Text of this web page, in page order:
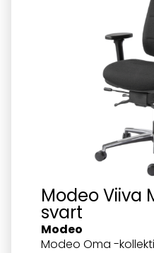
Modeo Viiva
svart
Modeo
Modeo Oma -